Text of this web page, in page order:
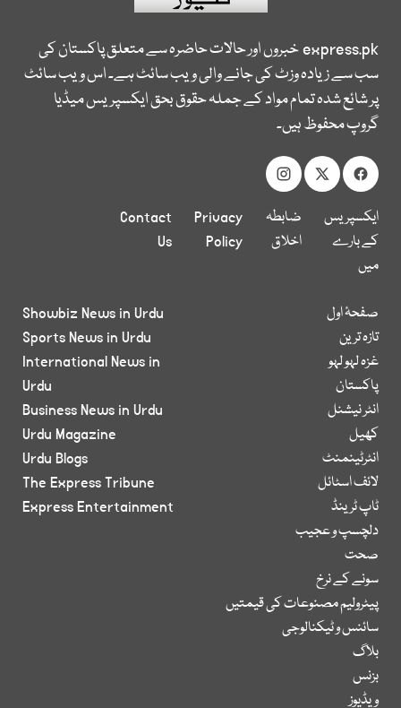
express.pkخبروں اور حالات حاضرہ سے متعلق پاکستان کی
سب سے زیادہ وزٹ کی جانے والی ویب سائٹ ہے۔ اس ویب سائٹ
پر شائع شدہ تمام مواد کے جملہ حقوق بحق ایکسپریس میڈیا
گروپ محفوظ ہیں۔
ایکسپریس
کے بارے
میں
ضابطہ
اخلاق
Privacy
Policy
Contact
Us
صفحۂ اول
تازہ ترین
غزہ لہو لہو
پاکستان
انٹر نیشنل
کھیل
انٹرٹینمنٹ
لائف اسٹائل
ٹاپ ٹرینڈ
دلچسپ و عجیب
صحت
سونے کے نرخ
پیٹرولیم مصنوعات کی قیمتیں
سائنس و ٹیکنالوجی
بلاگ
بزنس
ویڈیوز
Showbiz News in Urdu
Sports News in Urdu
International News in
Urdu
Business News in Urdu
Urdu Magazine
Urdu Blogs
The Express Tribune
Express Entertainment